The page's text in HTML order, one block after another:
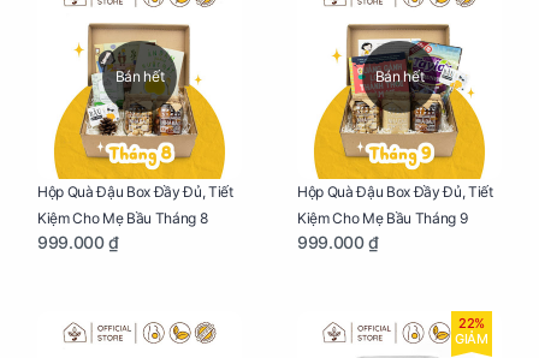
Bán hết
Hộp Quà Đậu Box Đầy Đủ, Tiết
Kiệm Cho Mẹ Bầu Tháng 8
999.000 ₫
Bán hết
Hộp Quà Đậu Box Đầy Đủ, Tiết
Kiệm Cho Mẹ Bầu Tháng 9
999.000 ₫
22%
GIẢM